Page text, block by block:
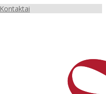
Kontaktai